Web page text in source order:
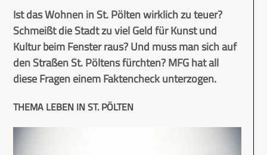
Ist das Wohnen in St. Pölten wirklich zu teuer?
Schmeißt die Stadt zu viel Geld für Kunst und
Kultur beim Fenster raus? Und muss man sich auf
den Straßen St. Pöltens fürchten? MFG hat all
diese Fragen einem Faktencheck unterzogen.
THEMA LEBEN IN ST. PÖLTEN